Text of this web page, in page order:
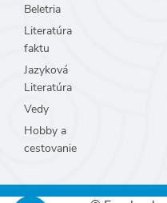
Beletria
Literatúra
faktu
Jazyková
Literatúra
Vedy
Hobby a
cestovanie